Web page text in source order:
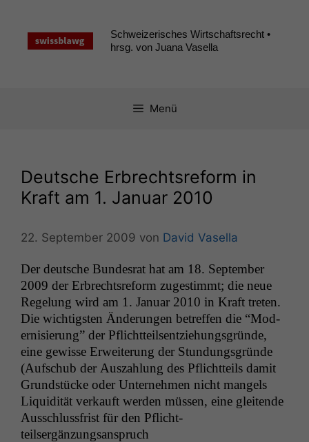
springen
Schweizerisches Wirtschaftsrecht •
hrsg. von Juana Vasella
Menü
Deutsche Erbrechtsreform in
Kraft am 1. Januar 2010
22. September 2009 von David Vasella
Der deutsche Bun­desrat hat am 18. Sep­tem­ber
2009 der Erbrecht­sre­form zuges­timmt; die neue
Regelung wird am 1. Jan­u­ar 2010 in Kraft treten.
Die wichtig­sten Änderun­gen betr­e­f­fen die “Mod­
ernisierung” der Pflicht­teilsentziehungs­gründe,
eine gewisse Erweiterung der Stun­dungs­gründe
(Auf­schub der Auszahlung des Pflicht­teils damit
Grund­stücke oder Unternehmen nicht man­gels
Liq­uid­ität verkauft wer­den müssen, eine glei­t­ende
Auss­chlussfrist für den Pflicht­
teilsergänzungsanspruch